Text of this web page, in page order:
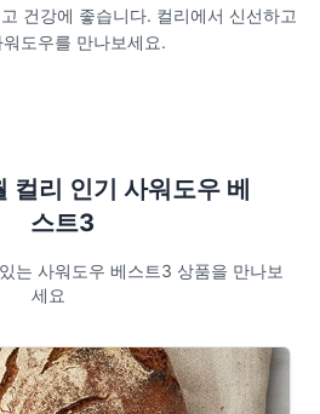
건강에 좋습니다. 컬리에서 신선하고
도우를 만나보세요.
리 인기 사워도우 베
스트3
는 사워도우 베스트3 상품을 만나보
세요